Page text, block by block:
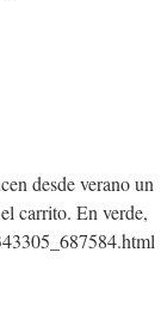
desde verano un
carrito. En verde,